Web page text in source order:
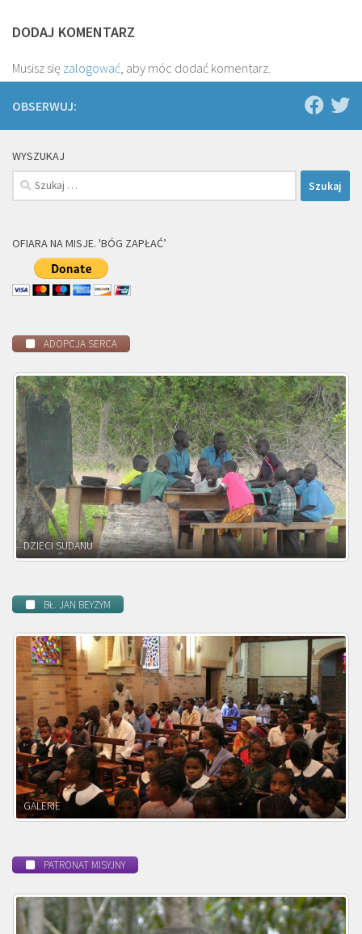
DODAJ KOMENTARZ
Musisz się zalogować, aby móc dodać komentarz.
OBSERWUJ:
WYSZUKAJ
Szukaj:
OFIARA NA MISJE. 'BÓG ZAPŁAĆ’
ADOPCJA SERCA
DZIECI ZAMBII
BŁ. JAN BEYZYM
POWOŁANIE MISYJNE
PATRONAT MISYJNY